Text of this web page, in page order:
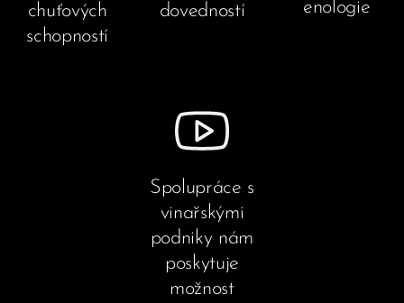
chuťových
schopností
dovedností
enologie
Spolupráce s
vinařskými
podniky nám
poskytuje
možnost